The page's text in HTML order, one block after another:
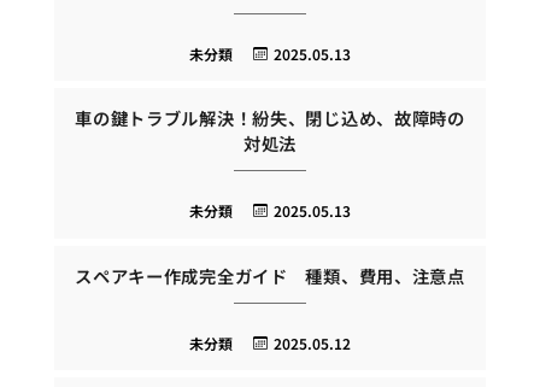
2025.05.13
未分類
車の鍵トラブル解決！紛失、閉じ込め、故障時の
対処法
2025.05.13
未分類
スペアキー作成完全ガイド 種類、費用、注意点
2025.05.12
未分類